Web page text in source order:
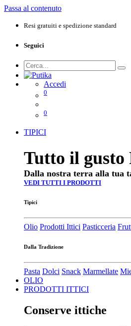
Passa al contenuto
Resi gratuiti e spedizione standard
Seguici
Accedi
0
0
TIPICI
Tutto il gusto
Dalla nostra terra alla tua
VEDI TUTTI I PRODOTTI
Tipici
Olio Prodotti Ittici Pasticceria
Dalla Tradizione
Pasta Dolci Snack Marmellate
OLIO
PRODOTTI ITTICI
Conserve ittiche